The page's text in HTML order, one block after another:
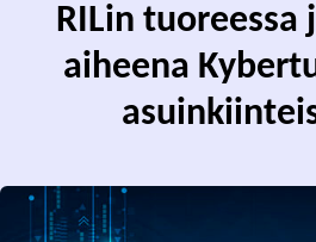
RILin tuoreessa
aiheena